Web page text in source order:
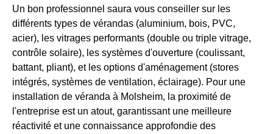
Un bon professionnel saura vous conseiller sur les
différents types de vérandas (aluminium, bois, PVC,
acier), les vitrages performants (double ou triple vitrage,
contrôle solaire), les systèmes d'ouverture (coulissant,
battant, pliant), et les options d'aménagement (stores
intégrés, systèmes de ventilation, éclairage). Pour une
installation de véranda à Molsheim, la proximité de
l'entreprise est un atout, garantissant une meilleure
réactivité et une connaissance approfondie des